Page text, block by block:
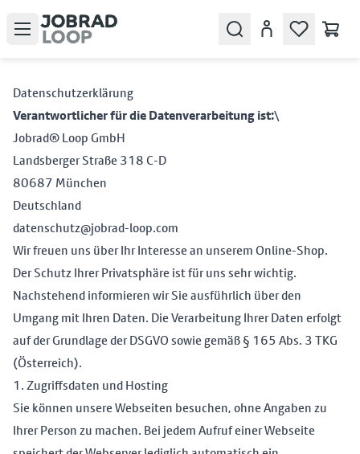
Open menu SearchKonto
Datenschutzerklärung
Verantwortlicher für die Datenverarbeitung ist:\
Jobrad® Loop GmbH
Landsberger Straße 318 C-D
80687 München
Deutschland
datenschutz@jobrad-loop.com
Wir freuen uns über Ihr Interesse an unserem Online-Shop.
Der Schutz Ihrer Privatsphäre ist für uns sehr wichtig.
Nachstehend informieren wir Sie ausführlich über den
Umgang mit Ihren Daten. Die Verarbeitung Ihrer Daten erfolgt
auf der Grundlage der DSGVO sowie gemäß § 165 Abs. 3 TKG
(Österreich).
1. Zugriffsdaten und Hosting
Sie können unsere Webseiten besuchen, ohne Angaben zu
Ihrer Person zu machen. Bei jedem Aufruf einer Webseite